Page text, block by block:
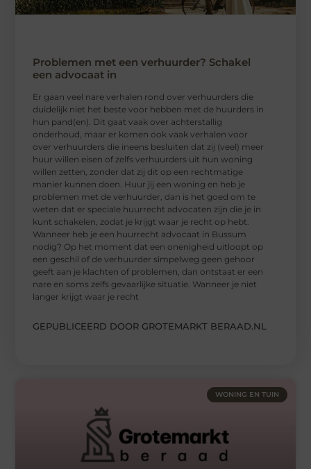
Problemen met een verhuurder? Schakel
een advocaat in
Er gaan veel nare verhalen rond over verhuurders die
duidelijk niet het beste voor hebben met de huurders in
hun pand(en). Dit gaat vaak over achterstallig
onderhoud, maar er komen ook vaak verhalen voor
over verhuurders die ineens besluiten dat zij (veel) meer
huur willen eisen of zelfs verhuurders uit hun woning
willen zetten, zonder dat zij dit op een rechtmatige
manier kunnen doen. Huur jij een woning en heb je
problemen met de verhuurder, dan is het goed om te
weten dat er speciale huurrecht advocaten zijn die je in
kunt schakelen, zodat je krijgt waar je recht op hebt.
Wanneer heb je een huurrecht advocaat in Bussum
nodig? Op het moment dat een onenigheid uitloopt op
een geschil of de verhuurder simpelweg geen gehoor
geeft aan je klachten of problemen, dan ontstaat er een
nare en soms zelfs gevaarlijke situatie. Wanneer je niet
langer krijgt waar je recht
GEPUBLICEERD DOOR GROTEMARKT BERAAD.NL
WONING EN TUIN